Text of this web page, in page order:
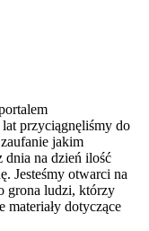
przyciągnęliśmy do
jakim
dnia na dzień ilość
Jesteśmy otwarci na
grona ludzi, którzy
materiały dotyczące